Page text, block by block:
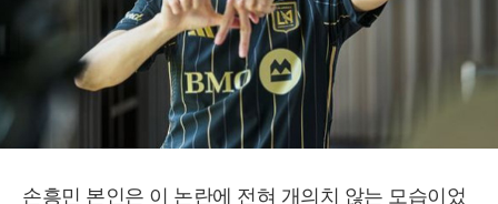
손흥민 본인은 이 논란에 전혀 개의치 않는 모습이었